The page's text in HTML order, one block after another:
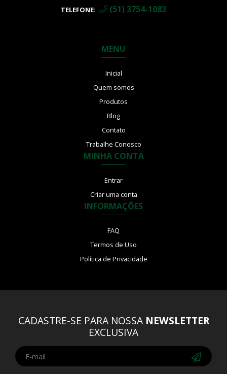
TELEFONE:
(51) 3754-1083
MENU
Inicial
Quem somos
Produtos
Blog
Contato
Trabalhe Conosco
MINHA CONTA
Entrar
Criar uma conta
INFORMAÇÕES
FAQ
Termos de Uso
Política de Privacidade
CADASTRE-SE PARA NOSSA NEWSLETTER
EXCLUSIVA